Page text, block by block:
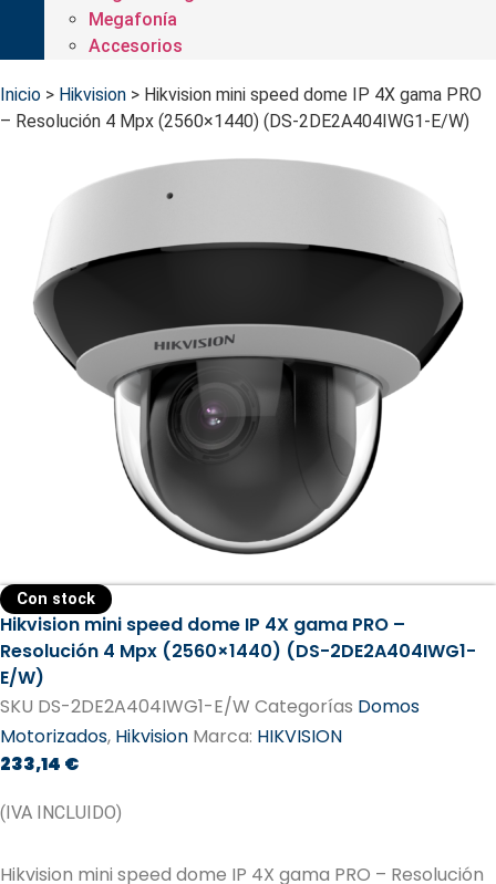
Megafonía
Accesorios
Inicio > Hikvision > Hikvision mini speed dome IP 4X gama PRO
– Resolución 4 Mpx (2560×1440) (DS-2DE2A404IWG1-E/W)
Con stock
Hikvision mini speed dome IP 4X gama PRO –
Resolución 4 Mpx (2560×1440) (DS-2DE2A404IWG1-
E/W)
SKU DS-2DE2A404IWG1-E/W Categorías Domos
Motorizados, Hikvision Marca: HIKVISION
233,14 €
(IVA INCLUIDO)
Hikvision mini speed dome IP 4X gama PRO – Resolución